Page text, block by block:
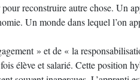
reconstruire autre chose. Un
Un monde dans lequel l’on
» et de « la
élève et salarié. Cette position